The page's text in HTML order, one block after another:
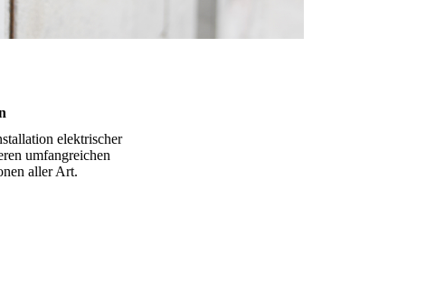
elektrischer
umfangreichen
aller Art.